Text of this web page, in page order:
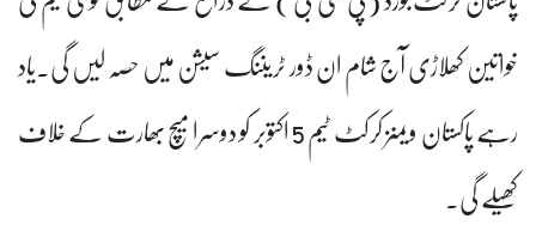
خواتین کھلاڑی آج شام ان ڈور ٹریننگ سیشن میں حصہ لیں گی۔یاد
رہے پاکستان ویمنز کرکٹ ٹیم 5 اکتوبر کو دوسرا میچ بھارت کے خلاف
کھیلے گی۔